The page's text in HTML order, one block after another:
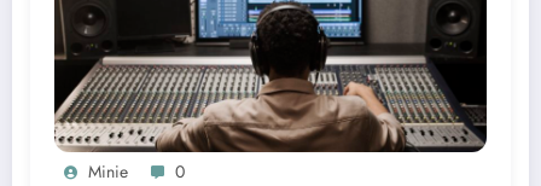
Minie 0